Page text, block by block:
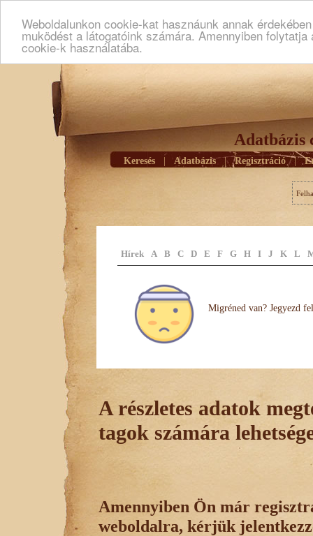
Weboldalunkon cookie-kat hasznáunk annak
muködést a látogatóink számára. Amennyiben
cookie-k használatába.
Adatbázis
Keresés Adatbázis | Regisztráció |
Hírek A B C D E F G H I J K L
Migréned van? Jegyezd
A részletes adatok
tagok számára
Amennyiben Ön már
weboldalra, kérjük